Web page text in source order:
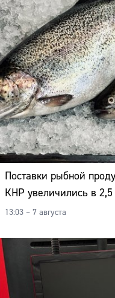
Поставки рыбной
КНР увеличились в 2,5
13:03 – 7 августа